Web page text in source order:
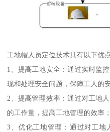
工地帽人员定位技术具有以下优点
1、提高工地安全：通过实时监
现和处理安全问题，保障工人的
2、提高管理效率：通过对工地
的工作量，提高工地管理的效率；
3、优化工地管理：通过对工地